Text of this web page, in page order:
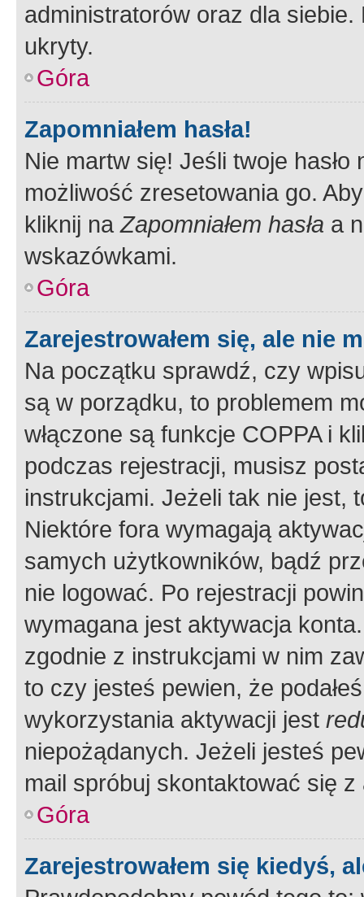
administratorów oraz dla
ukryty.
Góra
Zapomniałem hasła!
Nie martw się! Jeśli twoje
możliwość zresetowania go.
kliknij naZapomniałem hasła a
wskazówkami.
Góra
Zarejestrowałem się, ale nie
Na początku sprawdź, czy
są w porządku, to problemem
włączone są funkcje COPPA i
podczas rejestracji, musisz
instrukcjami. Jeżeli tak nie jest,
Niektóre fora wymagają
samych użytkowników, bądź
nie logować. Po rejestracji
wymagana jest aktywacja
zgodnie z instrukcjami w nim
to czy jesteś pewien, że
wykorzystania aktywacji jest
niepożądanych. Jeżeli jesteś
mail spróbuj skontaktować się
Góra
Zarejestrowałem się kiedyś,